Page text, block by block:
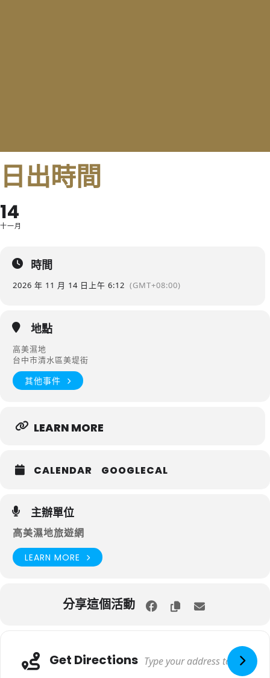
日出時間
14
十一月
時間
2026 年 11 月 14 日 上午 6:12 (GMT+08:00)
地點
高美濕地
台中市清水區美堤街
其他事件
LEARN MORE
CALENDAR GOOGLECAL
主辦單位
高美濕地旅遊網
LEARN MORE
分享這個活動
Get Directions